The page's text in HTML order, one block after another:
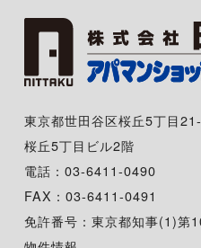
東京都世田谷区桜丘5丁目
桜丘5丁目ビル2階
電話：03-6411-0490
FAX：03-6411-0491
免許番号：東京都知事(1)第